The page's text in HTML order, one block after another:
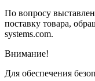
По вопросу
поставку товара,
systems.com.
Внимание!
Для обеспечения